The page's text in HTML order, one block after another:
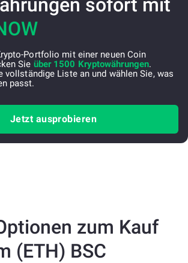
sofort mit
Portfolio mit einer neuen Coin
Sie über 1500 Kryptowährungen.
vollständige Liste an und wählen Sie, was
passt.
Jetzt ausprobieren
zum Kauf
(ETH) BSC